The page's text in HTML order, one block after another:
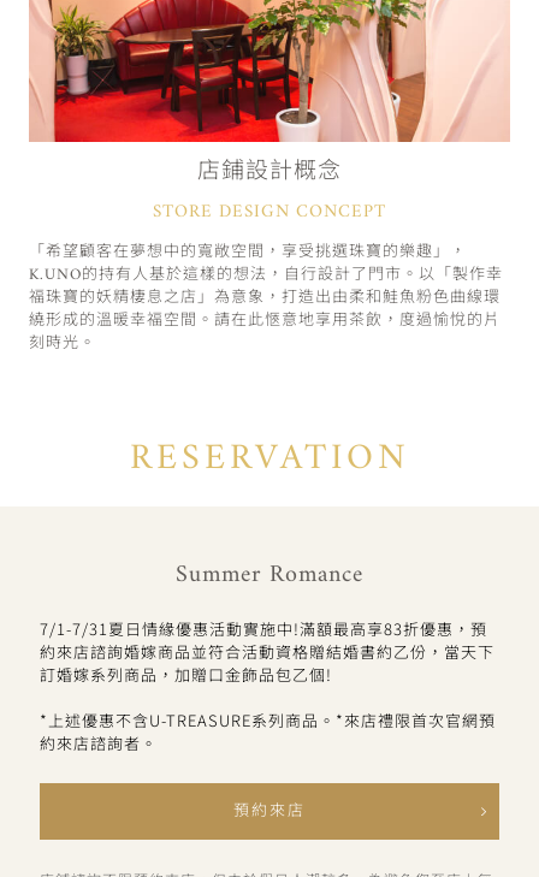
店鋪設計概念
STORE DESIGN CONCEPT
「希望顧客在夢想中的寬敞空間，享受挑選珠寶的樂趣」，
K.UNO的持有人基於這樣的想法，自行設計了門市。以「製作幸
福珠寶的妖精棲息之店」為意象，打造出由柔和鮭魚粉色曲線環
繞形成的溫暖幸福空間。請在此愜意地享用茶飲，度過愉悅的片
刻時光。
RESERVATION
Summer Romance
7/1-7/31夏日情緣優惠活動實施中!滿額最高享83折優惠，預
約來店諮詢婚嫁商品並符合活動資格贈結婚書約乙份，當天下
訂婚嫁系列商品，加贈口金飾品包乙個!
*上述優惠不含U-TREASURE系列商品。*來店禮限首次官網預
約來店諮詢者。
預約來店